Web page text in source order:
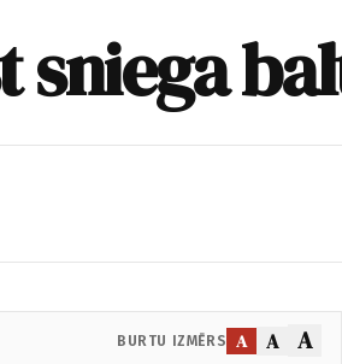
sniega
BURTU IZMĒRS A A A